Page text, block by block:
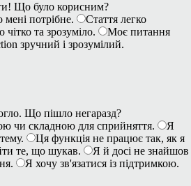
Що було корисним?
потрібне.
Стаття легко
та зрозуміло.
Моє питання
зручний і зрозумілий.
Що пішло негаразд?
чи складною для сприйняття.
Я
Ця функція не працює так, як я
те, що шукав.
Я й досі не знайшов
Я хочу зв'язатися із підтримкою.